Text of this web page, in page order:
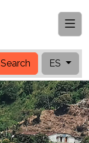
Search ES